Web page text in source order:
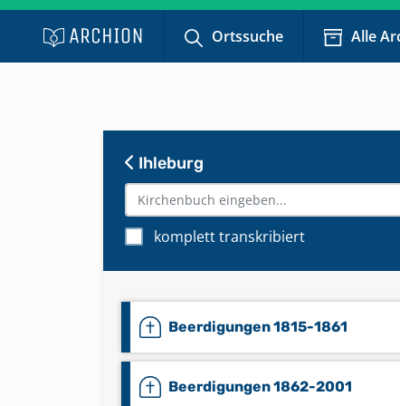
Ortssuche Alle
Ihleburg
komplett transkribiert
Beerdigungen 1815-1861
Beerdigungen 1862-2001